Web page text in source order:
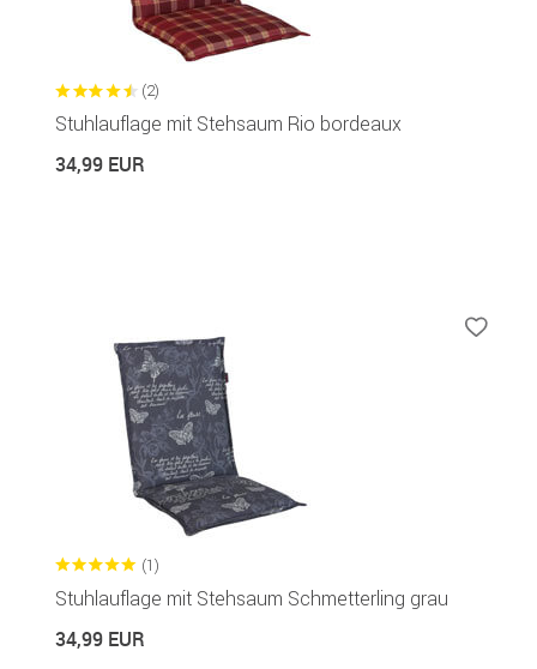
(2)
Stuhlauflage mit Stehsaum Rio bordeaux
34,99 EUR
(1)
Stuhlauflage mit Stehsaum Schmetterling grau
34,99 EUR